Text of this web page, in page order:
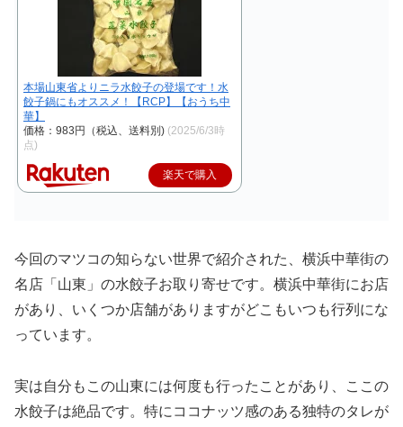
本場山東省よりニラ水餃子の登場です！水
餃子鍋にもオススメ！【RCP】【おうち中
華】
価格：983円（税込、送料別) (2025/6/3時
点)
楽天で購入
今回のマツコの知らない世界で紹介された、横浜中華街の
名店「山東」の水餃子お取り寄せです。横浜中華街にお店
があり、いくつか店舗がありますがどこもいつも行列にな
っています。
実は自分もこの山東には何度も行ったことがあり、ここの
水餃子は絶品です。特にココナッツ感のある独特のタレが